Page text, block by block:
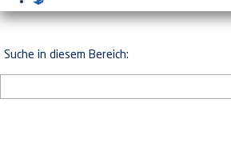
Suche in diesem Bereich: